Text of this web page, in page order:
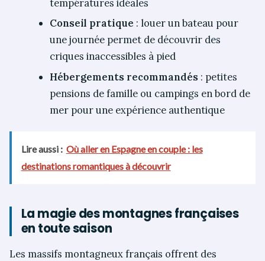
températures idéales
Conseil pratique : louer un bateau pour
une journée permet de découvrir des
criques inaccessibles à pied
Hébergements recommandés : petites
pensions de famille ou campings en bord de
mer pour une expérience authentique
Lire aussi : Où aller en Espagne en couple : les
destinations romantiques à découvrir
La magie des montagnes françaises
en toute saison
Les massifs montagneux français offrent des